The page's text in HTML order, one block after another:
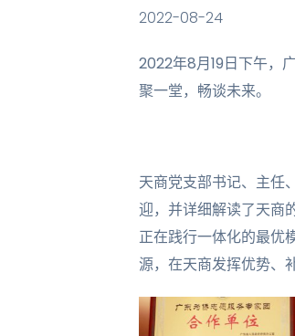
2022-08-24
2022年8月19日下午，
聚一堂，畅谈未来。
天商党支部书记、主任
迎，并详细解读了天商
正在践行一体化的最优
源，在天商发挥优势、